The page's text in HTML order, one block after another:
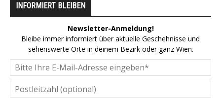
INFORMIERT BLEIBEN
Newsletter-Anmeldung!
Bleibe immer informiert über aktuelle Geschehnisse und
sehenswerte Orte in deinem Bezirk oder ganz Wien.